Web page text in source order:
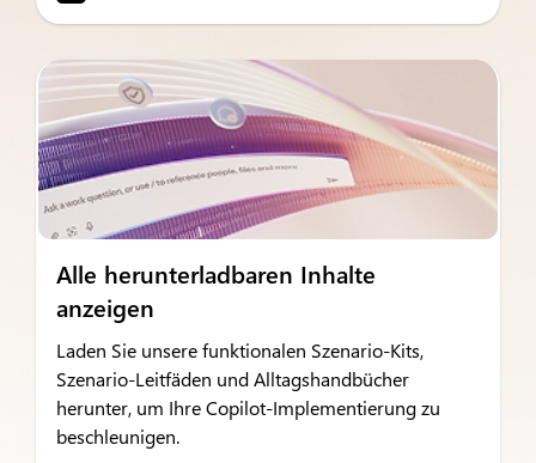
Alle herunterladbaren Inhalte
anzeigen
Laden Sie unsere funktionalen Szenario-Kits,
Szenario-Leitfäden und Alltagshandbücher
herunter, um Ihre Copilot-Implementierung zu
beschleunigen.